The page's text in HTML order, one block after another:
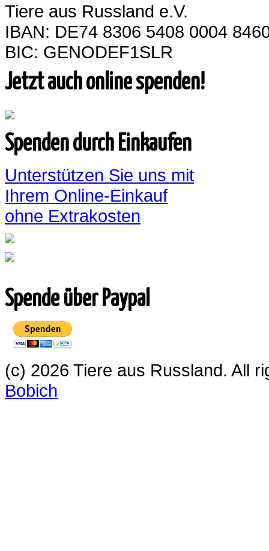
Tiere aus Russland e.V.
IBAN: DE74 8306 5408 0004
BIC: GENODEF1SLR
Jetzt auch online spenden!
Spenden durch Einkaufen
Unterstützen Sie uns mit
Ihrem Online-Einkauf
ohne Extrakosten
Spende über Paypal
(c) 2026 Tiere aus Russland. All
Bobich